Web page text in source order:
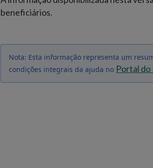
beneficiários.
Nota: Esta informação representa um
condições integrais da ajuda no Portal do